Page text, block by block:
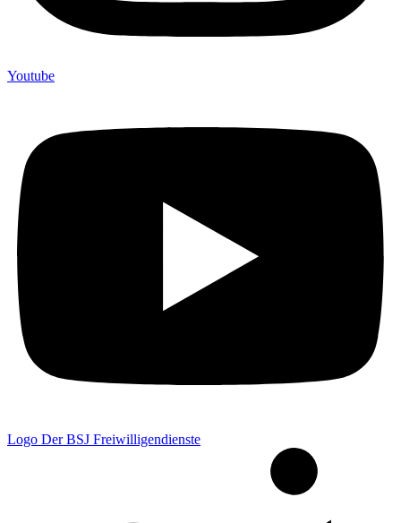
Youtube
Logo Der BSJ Freiwilligendienste